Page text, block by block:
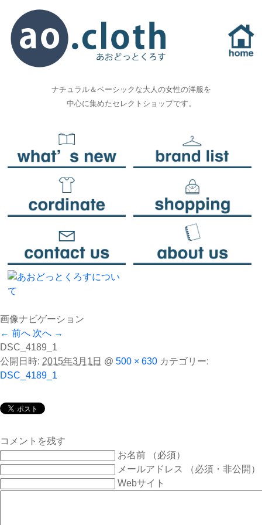
ナチュラル＆ベーシックな大人の女性の洋服を
中心に集めたセレクトショップです。
画像ナビゲーション
← 前へ 次へ →
DSC_4189_1
公開日時: 2015年3月1日 @ 500 × 630 カテゴリー:
DSC_4189_1
コメントを残す
お名前 （必須）
メールアドレス （必須・非公開）
Webサイト